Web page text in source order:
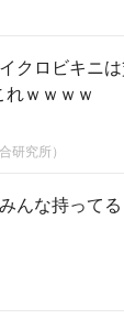
クロビキニ
ｗｗｗｗ
研究所）
んな持ってる